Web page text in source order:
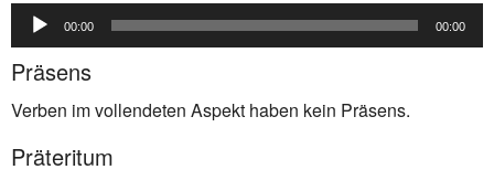
Audio-
Player
00:00 00:00
Präsens
Verben im vollendeten Aspekt haben kein Präsens.
Präteritum